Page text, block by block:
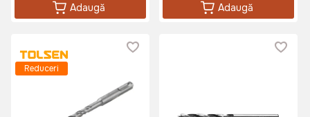
Adaugă Adaugă
Reduceri